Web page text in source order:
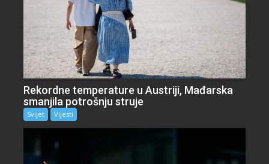
Rekordne temperature u Austriji, Mađarska
smanjila potrošnju struje
Svijet Vijesti